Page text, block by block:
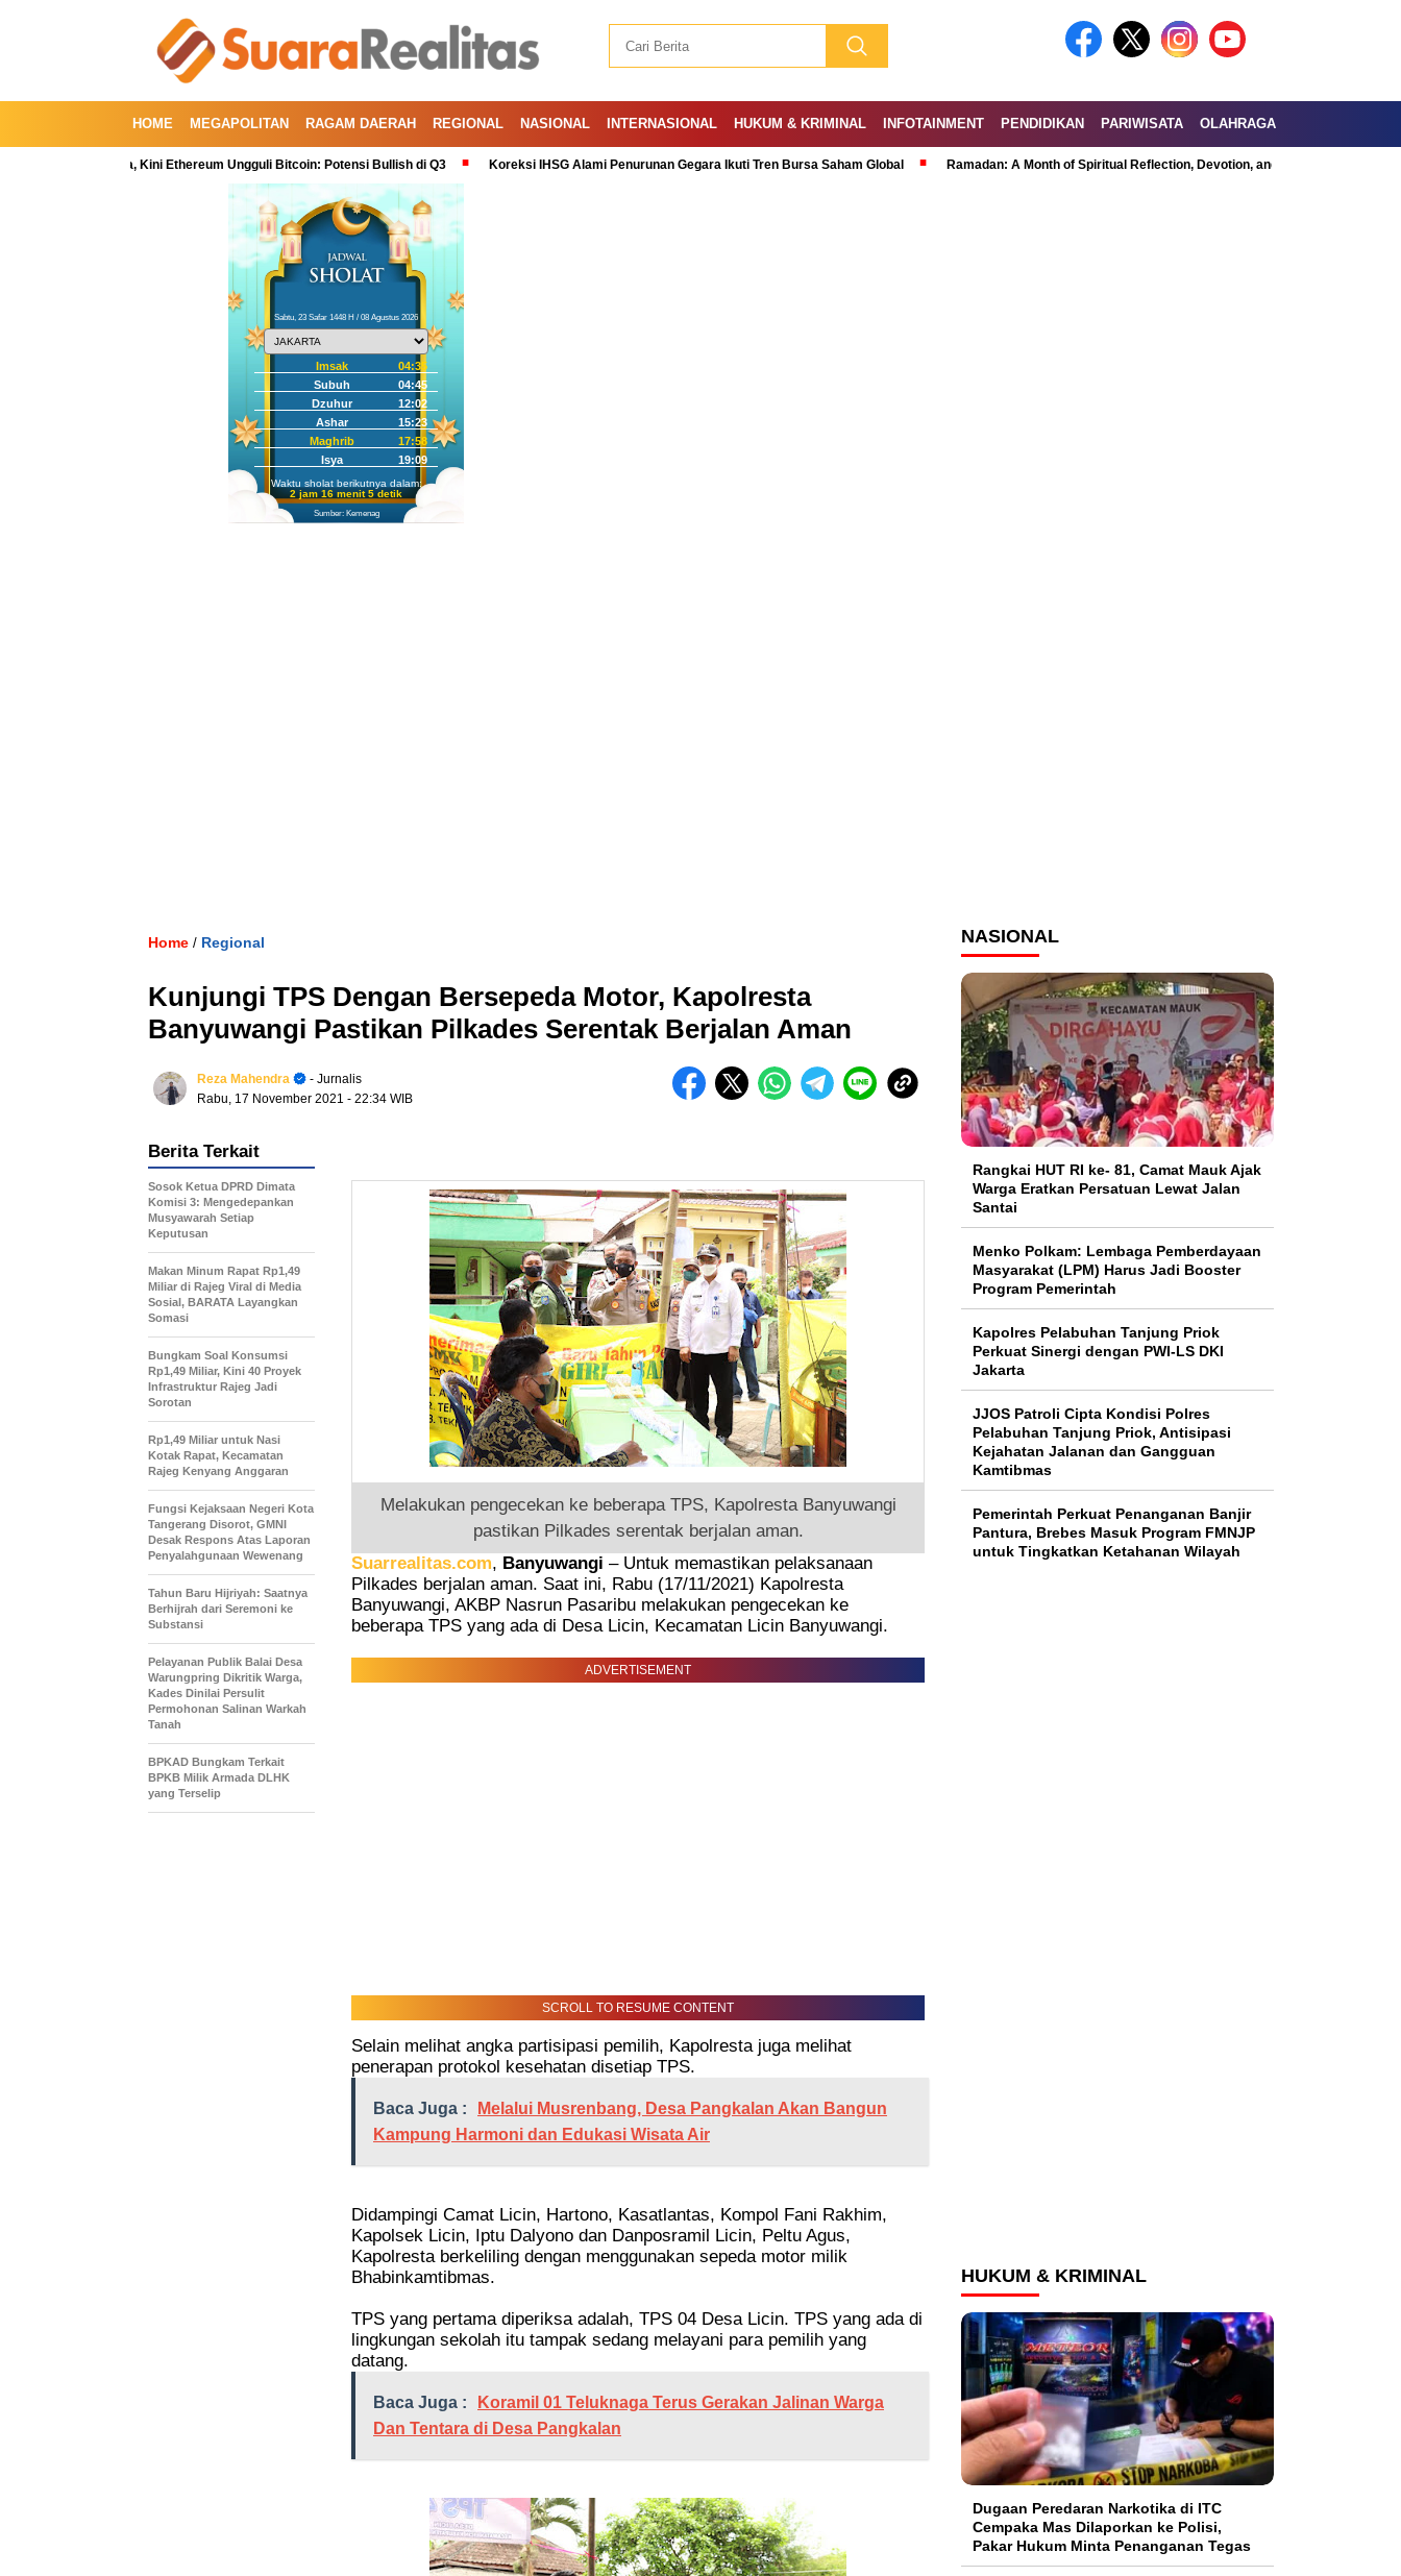
HOME MEGAPOLITAN RAGAM DAERAH REGIONAL NASIONAL INTERNASIONAL HUKUM & KRIMINAL INFOTAINMENT PENDIDIKAN PARIWISATA OLAHRAGA
Kedua, Kini Ethereum Ungguli Bitcoin: Potensi Bullish di Q3 Koreksi IHSG Alami Penurunan Gegara Ikuti Tren Bursa Saham Global Ramadan: A Month of Spiritual Reflection, Devotion, and Charity
Sabtu, 23 Safar 1448 H / 08 Agustus 2026
Imsak
04:35
Subuh
04:45
Dzuhur
12:02
Ashar
15:23
Maghrib
17:58
Isya
19:09
Waktu sholat berikutnya dalam:
2 jam 16 menit 4 detik
Sumber: Kemenag
Home / Regional
Kunjungi TPS Dengan Bersepeda Motor, Kapolresta
Banyuwangi Pastikan Pilkades Serentak Berjalan Aman
Reza Mahendra
- Jurnalis
Rabu, 17 November 2021 - 22:34 WIB
Melakukan pengecekan ke beberapa TPS, Kapolresta Banyuwangi
pastikan Pilkades serentak berjalan aman.
Suarrealitas.com, Banyuwangi – Untuk memastikan pelaksanaan
Pilkades berjalan aman. Saat ini, Rabu (17/11/2021) Kapolresta
Banyuwangi, AKBP Nasrun Pasaribu melakukan pengecekan ke
beberapa TPS yang ada di Desa Licin, Kecamatan Licin Banyuwangi.
ADVERTISEMENT
SCROLL TO RESUME CONTENT
Selain melihat angka partisipasi pemilih, Kapolresta juga melihat
penerapan protokol kesehatan disetiap TPS.
Baca Juga :
Melalui Musrenbang, Desa Pangkalan Akan Bangun
Kampung Harmoni dan Edukasi Wisata Air
Didampingi Camat Licin, Hartono, Kasatlantas, Kompol Fani Rakhim,
Kapolsek Licin, Iptu Dalyono dan Danposramil Licin, Peltu Agus,
Kapolresta berkeliling dengan menggunakan sepeda motor milik
Bhabinkamtibmas.
TPS yang pertama diperiksa adalah, TPS 04 Desa Licin. TPS yang ada di
lingkungan sekolah itu tampak sedang melayani para pemilih yang
datang.
Baca Juga :
Koramil 01 Teluknaga Terus Gerakan Jalinan Warga
Dan Tentara di Desa Pangkalan
Berita Terkait
Sosok Ketua DPRD Dimata
Komisi 3: Mengedepankan
Musyawarah Setiap
Keputusan
Makan Minum Rapat Rp1,49
Miliar di Rajeg Viral di Media
Sosial, BARATA Layangkan
Somasi
Bungkam Soal Konsumsi
Rp1,49 Miliar, Kini 40 Proyek
Infrastruktur Rajeg Jadi
Sorotan
Rp1,49 Miliar untuk Nasi
Kotak Rapat, Kecamatan
Rajeg Kenyang Anggaran
Fungsi Kejaksaan Negeri Kota
Tangerang Disorot, GMNI
Desak Respons Atas Laporan
Penyalahgunaan Wewenang
Tahun Baru Hijriyah: Saatnya
Berhijrah dari Seremoni ke
Substansi
Pelayanan Publik Balai Desa
Warungpring Dikritik Warga,
Kades Dinilai Persulit
Permohonan Salinan Warkah
Tanah
BPKAD Bungkam Terkait
BPKB Milik Armada DLHK
yang Terselip
NASIONAL
Rangkai HUT RI ke- 81, Camat Mauk Ajak
Warga Eratkan Persatuan Lewat Jalan
Santai
Menko Polkam: Lembaga Pemberdayaan
Masyarakat (LPM) Harus Jadi Booster
Program Pemerintah
Kapolres Pelabuhan Tanjung Priok
Perkuat Sinergi dengan PWI-LS DKI
Jakarta
JJOS Patroli Cipta Kondisi Polres
Pelabuhan Tanjung Priok, Antisipasi
Kejahatan Jalanan dan Gangguan
Kamtibmas
Pemerintah Perkuat Penanganan Banjir
Pantura, Brebes Masuk Program FMNJP
untuk Tingkatkan Ketahanan Wilayah
HUKUM & KRIMINAL
Dugaan Peredaran Narkotika di ITC
Cempaka Mas Dilaporkan ke Polisi,
Pakar Hukum Minta Penanganan Tegas